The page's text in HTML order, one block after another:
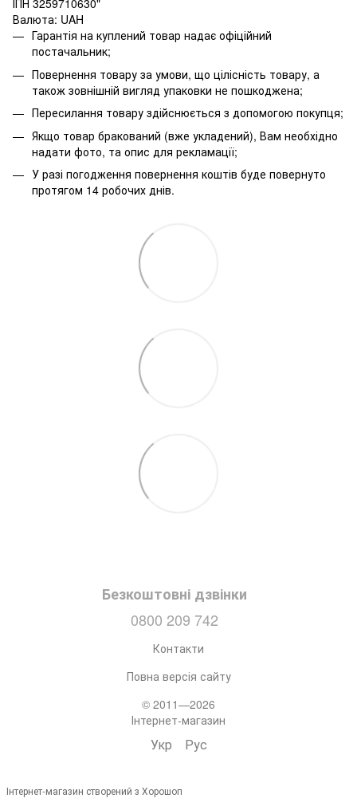
ІПН 3259710630"
Валюта: UAH
Гарантія на куплений товар надає офіційний
постачальник;
Повернення товару за умови, що цілісність товару, а
також зовнішній вигляд упаковки не пошкоджена;
Пересилання товару здійснюється з допомогою покупця;
Якщо товар бракований (вже укладений), Вам необхідно
надати фото, та опис для рекламації;
У разі погодження повернення коштів буде повернуто
протягом 14 робочих днів.
Безкоштовні дзвінки
0800 209 742
Контакти
Повна версія сайту
© 2011—2026
Інтернет-магазин
Укр Рус
Інтернет-магазин створений з Хорошоп